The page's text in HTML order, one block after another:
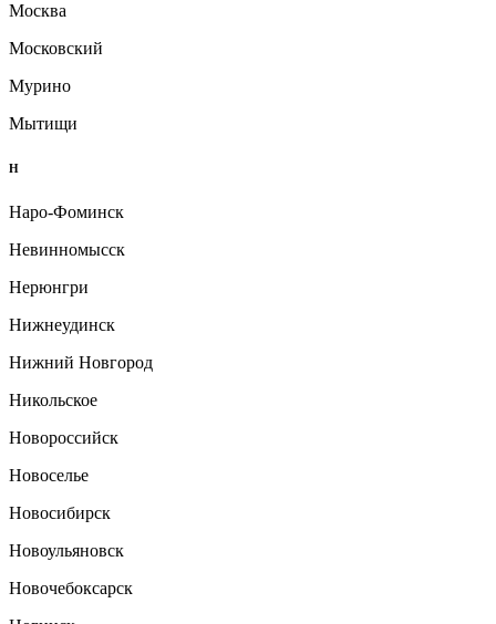
Москва
Московский
Мурино
Мытищи
Н
Наро-Фоминск
Невинномысск
Нерюнгри
Нижнеудинск
Нижний Новгород
Никольское
Новороссийск
Новоселье
Новосибирск
Новоульяновск
Новочебоксарск